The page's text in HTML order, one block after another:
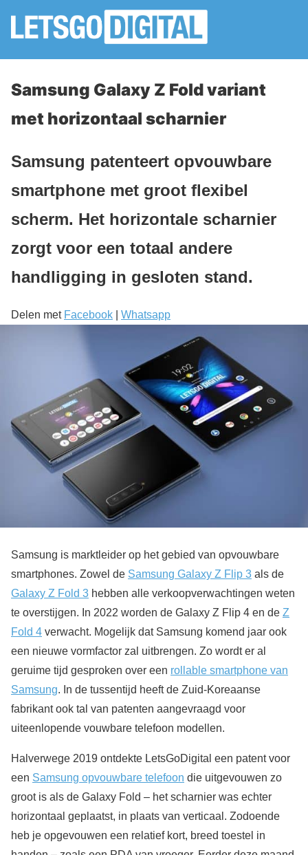
Samsung Galaxy Z Fold variant
met horizontaal scharnier
Samsung patenteert opvouwbare
smartphone met groot flexibel
scherm. Het horizontale scharnier
zorgt voor een totaal andere
handligging in gesloten stand.
Delen met Facebook Whatsapp
Samsung is marktleider op het gebied van opvouwbare
smartphones. Zowel de Samsung Galaxy Z Flip 3 als de
Galaxy Z Fold 3 hebben alle verkoopverwachtingen weten
te overstijgen. In 2022 worden de Galaxy Z Flip 4 en de Z
Fold 4 verwacht. Mogelijk dat Samsung komend jaar ook
een nieuwe vormfactor zal uitbrengen. Zo wordt er al
geruime tijd gesproken over een rollable smartphone van
Samsung. In de tussentijd heeft de Zuid-Koreaanse
fabrikant ook tal van patenten aangevraagd voor
uiteenlopende vouwbare telefoon modellen.
Halverwege 2019 ontdekte LetsGoDigital een patent voor
een Samsung opvouwbare telefoon die uitgevouwen zo
groot is als de Galaxy Fold – het scharnier was echter
horizontaal geplaatst, in plaats van verticaal. Zodoende
heb je opgevouwen een relatief kort, breed toestel in